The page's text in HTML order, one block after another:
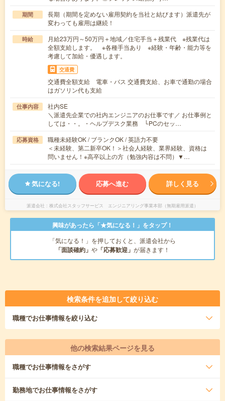
期間
長期（期間を定めない雇用契約を当社と結びます）派遣先が
変わっても雇用は継続！
時給
月給23万円～50万円＋地域／住宅手当＋残業代 ※残業代は
全額支給します。 ※各種手当あり ※経験・年齢・能力等を
考慮して加給・優遇します。
交通費
交通費全額支給 電車・バス 交通費支給、お車で通勤の場合
はガソリン代も支給
仕事内容
社内SE
＼派遣先企業での社内エンジニアのお仕事です／ お仕事例と
しては・・。・ヘルプデスク業務 └PCのセッ…
応募資格
職種未経験OK / ブランクOK / 英語力不要
＜未経験、第二新卒OK！＞社会人経験、業界経験、資格は
問いません！※高卒以上の方（勉強内容は不問）▼…
気になる! 応募へ進む 詳しく見る
派遣会社 株式会社スタッフサービス エンジニアリング事業本部（無期雇用派遣）
興味があったら「★気になる！」をタップ！
「気になる！」を押しておくと、派遣会社から
「面談確約」 や 「応募歓迎」 が届きます！
検索条件を追加して絞り込む
職種でお仕事情報を絞り込む
他の検索結果ページを見る
職種でお仕事情報をさがす
勤務地でお仕事情報をさがす